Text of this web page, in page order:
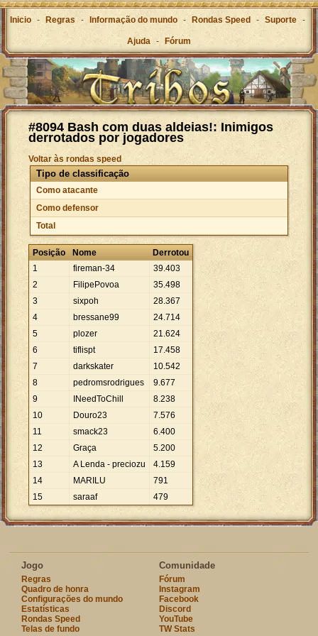
Inicio - Regras - Informação do mundo - Rondas Speed - Suporte -
Ajuda - Fórum
#8094 Bash com duas aldeias!: Inimigos
derrotados por jogadores
Voltar às rondas speed
Tipo de classificação
Como atacante
Como defensor
Total
Posição Nome
Derrotou
1
fireman-34 39.403
2
FilipePovoa 35.498
3
sixpoh 28.367
4
bressane99 24.714
5
plozer 21.624
6
tiflispt 17.458
7
darkskater 10.542
8
pedromsrodrigues 9.677
9
INeedToChill 8.238
10
Douro23 7.576
11
smack23 6.400
12
Graça 5.200
13
A Lenda - preciozu 4.159
14
MARILU
791
15
saraaf 479
Jogo
Regras
Quadro de honra
Configurações do mundo
Estatísticas
Rondas Speed
Telas de fundo
Comunidade
Fórum
Instagram
Facebook
Discord
YouTube
TW Stats